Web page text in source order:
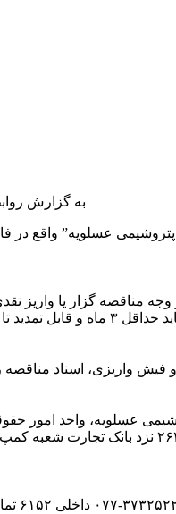
به گزارش
عسلویه” واقع در
ارائه چک تضمین شده بانکی در وجه مناقصه
۲۶۴۳۴۴۹۷۹۲ مناقصه‌گزار نزد بانک تجارت شعبه کمپ مثلثی کد ۲۶۴۳۰ و یا ضمانت
متقاضیان